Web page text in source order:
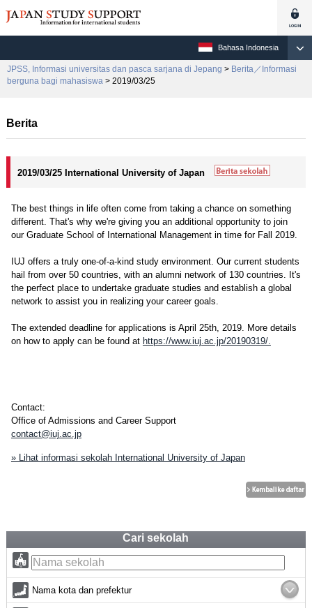
Bahasa Indonesia
JPSS, Informasi universitas dan pasca sarjana di Jepang > Berita／Informasi
berguna bagi mahasiswa > 2019/03/25
Berita
2019/03/25 International University of Japan
The best things in life often come from taking a chance on something
different. That's why we're giving you an additional opportunity to join
our Graduate School of International Management in time for Fall 2019.
IUJ offers a truly one-of-a-kind study environment. Our current students
hail from over 50 countries, with an alumni network of 130 countries. It's
the perfect place to undertake graduate studies and establish a global
network to assist you in realizing your career goals.
The extended deadline for applications is April 25th, 2019. More details
on how to apply can be found at https://www.iuj.ac.jp/20190319/.
Contact:
Office of Admissions and Career Support
contact@iuj.ac.jp
» Lihat informasi sekolah International University of Japan
Cari sekolah
Nama kota dan prefektur